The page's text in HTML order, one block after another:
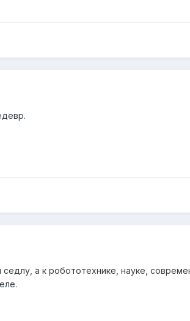
а к робототехнике, науке,